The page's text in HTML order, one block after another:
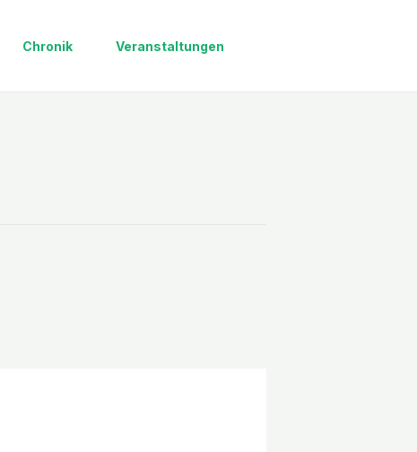
Chronik Veranstaltungen